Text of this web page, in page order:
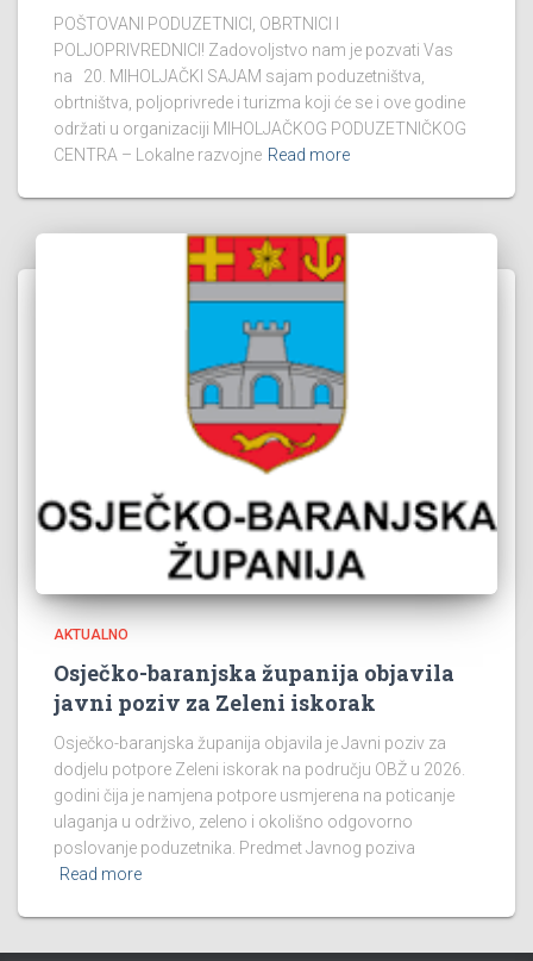
POŠTOVANI PODUZETNICI, OBRTNICI I
POLJOPRIVREDNICI! Zadovoljstvo nam je pozvati Vas
na 20. MIHOLJAČKI SAJAM sajam poduzetništva,
obrtništva, poljoprivrede i turizma koji će se i ove godine
održati u organizaciji MIHOLJAČKOG PODUZETNIČKOG
CENTRA – Lokalne razvojne Read more
AKTUALNO
Osječko-baranjska županija objavila
javni poziv za Zeleni iskorak
Osječko-baranjska županija objavila je Javni poziv za
dodjelu potpore Zeleni iskorak na području OBŽ u 2026.
godini čija je namjena potpore usmjerena na poticanje
ulaganja u održivo, zeleno i okolišno odgovorno
poslovanje poduzetnika. Predmet Javnog poziva
Read more